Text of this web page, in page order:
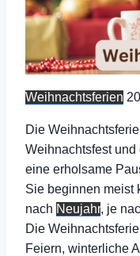
Weihnachtsferien
Die
Weihnachtsfest
eine erholsame
Sie beginnen meist
nach Neujahr, je
Die
Feiern, winterliche